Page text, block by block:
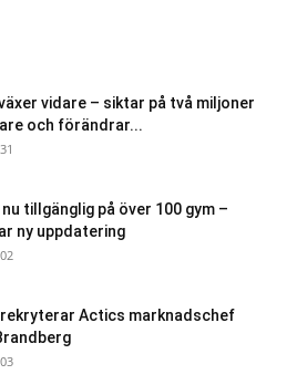
vidare – siktar på två miljoner
och förändrar...
nu tillgänglig på över 100 gym –
ny uppdatering
Actics marknadschef